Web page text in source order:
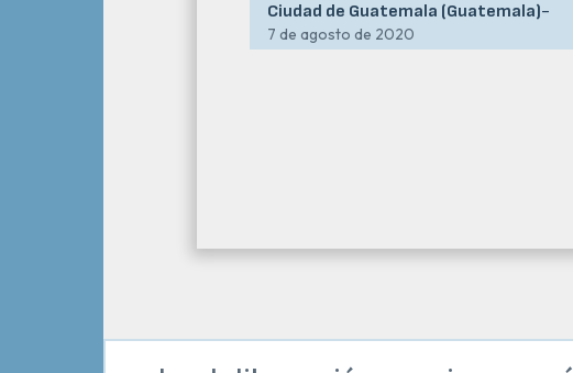
Ciudad de Guatemala (Guatemala)-
7 de agosto de 2020